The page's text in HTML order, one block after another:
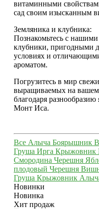
витаминными
сад своим изысканным
Земляника и клубника:
Познакомьтесь с
клубники, пригодными
условиях и
ароматом.
Погрузитесь в мир
выращиваемых на вашем
благодаря
Монт Иса.
Все Алыча Боярышник
Груша Ирга Крыжовник
Смородина Черешня
плодовый Черешня
Груша Крыжовник
Новинки
Новинка
Хит продаж